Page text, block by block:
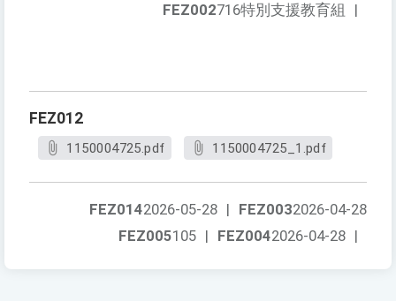
FEZ002716特別支援教育組 |
FEZ012
1150004725.pdf 1150004725_1.pdf
FEZ0032026-04-28
FEZ0142026-05-28 |
FEZ0042026-04-28 |
FEZ005105 |